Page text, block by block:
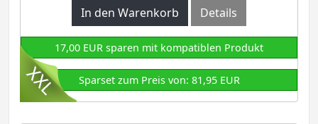
In den Warenkorb
Details
17,00 EUR sparen mit kompatiblen Produkt
Sparset zum Preis von: 81,95 EUR